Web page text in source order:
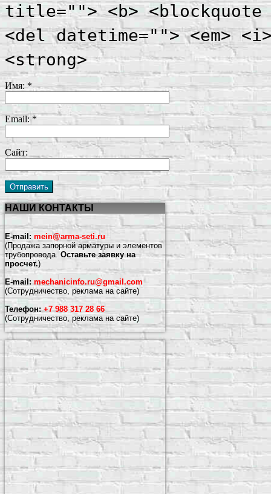
title=""> <b> <blockquote
<del datetime=""> <em>
<strong>
Имя: *
Email:*
Сайт:
НАШИ КОНТАКТЫ
E-mail: mein@arma-seti.ru
(Продажа запорной арматуры и элементов
трубопровода. Оставьте заявку на
просчет.)
E-mail: mechanicinfo.ru@gmail.com
(Сотрудничество, реклама на сайте)
Телефон: +7 988 317 28 66
(Сотрудничество, реклама на сайте)